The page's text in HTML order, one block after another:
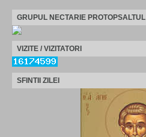
GRUPUL NECTARIE PROTOPSALTUL
VIZITE / VIZITATORI
SFINTII ZILEI